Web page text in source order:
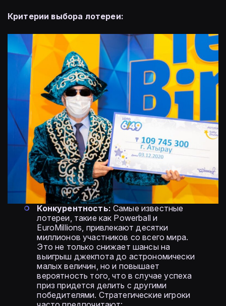
Критерии выбора лотереи:
Конкурентность: Самые известные
лотереи, такие как Powerball и
EuroMillions, привлекают десятки
миллионов участников со всего мира.
Это не только снижает шансы на
выигрыш джекпота до астрономически
малых величин, но и повышает
вероятность того, что в случае успеха
приз придется делить с другими
победителями. Стратегические игроки